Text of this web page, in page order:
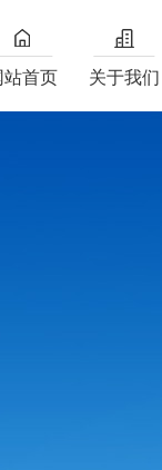
站首页 关于我们